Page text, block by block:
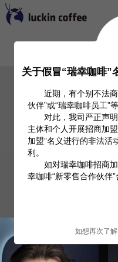
关于假冒“瑞幸咖啡”
近期，有个别不法
伙伴”或“瑞幸咖啡员工”
对此，我司严正声
主体和个人开展招商加
加盟”名义进行的非法活
利。
如对瑞幸咖啡招商
幸咖啡“新零售合作伙伴
如想再次了